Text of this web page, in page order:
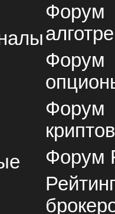
Форум
Форум
Форум
Форум